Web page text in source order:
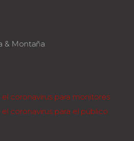
& Montaña
coronavirus para monitores
coronavirus para el público